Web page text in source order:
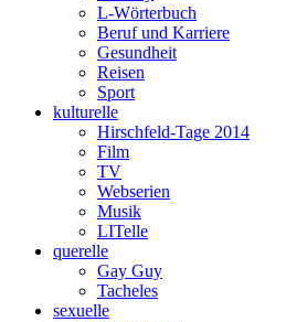
L-Wörterbuch
Beruf und Karriere
Gesundheit
Reisen
Sport
kulturelle
Hirschfeld-Tage 2014
Film
TV
Webserien
Musik
LITelle
querelle
Gay Guy
Tacheles
sexuelle